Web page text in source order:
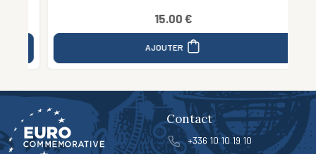
15.00 €
AJOUTER
Contact
+336 10 10 19 10